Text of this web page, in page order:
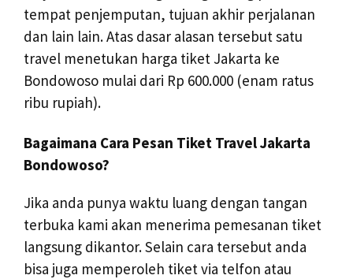
tempat penjemputan, tujuan akhir perjalanan
dan lain lain. Atas dasar alasan tersebut satu
travel menetukan harga tiket Jakarta ke
Bondowoso mulai dari Rp 600.000 (enam ratus
ribu rupiah).
Bagaimana Cara Pesan Tiket Travel Jakarta
Bondowoso?
Jika anda punya waktu luang dengan tangan
terbuka kami akan menerima pemesanan tiket
langsung dikantor. Selain cara tersebut anda
bisa juga memperoleh tiket via telfon atau